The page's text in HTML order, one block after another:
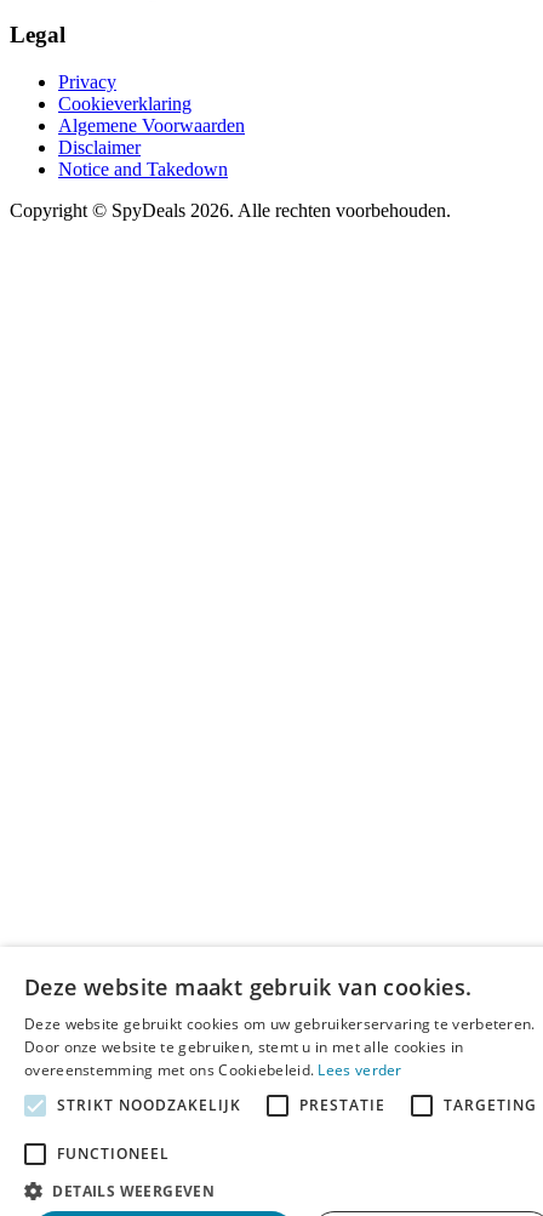
Legal
Privacy
Cookieverklaring
Algemene Voorwaarden
Disclaimer
Notice and Takedown
Copyright © SpyDeals 2026. Alle rechten voorbehouden.
Deze website maakt gebruik van cookies.
Deze website gebruikt cookies om uw gebruikerservaring te verbeteren.
Door onze website te gebruiken, stemt u in met alle cookies in
overeenstemming met ons Cookiebeleid. Lees verder
STRIKT NOODZAKELIJK
PRESTATIE TARGETING
FUNCTIONEEL
DETAILS WEERGEVEN